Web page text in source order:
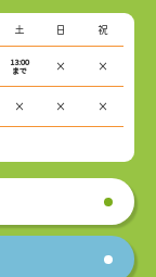
土 日 祝
13:00
まで × ×
× × ×